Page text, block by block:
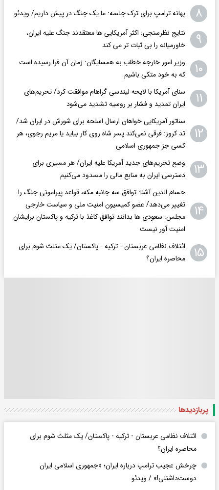
۸ بهانه ترامپ برای ترک جلسه: ما یک جنگ در پیش داریم/ ویدئو
۹
نتایج نظرسنجی: اکثر آمریکایی ها معتقدند جنگ علیه ایران،
خاورمیانه را بی ثبات تر می کند
۱۰
وزیر امور خارجه خطاب به همسایگان: زمان آن فرا رسیده است
که به خود متکی باشیم
۱۱
سنای آمریکا با لایحه لیندسی گراهام موافقت کرد/ تحریم‌های
ایران تمدید و فشار بر روسیه تشدید می‌شود
۱۲
سناتور آمریکایی خواهان ارسال اسلحه برای شورش در ایران شد/
تد کروز: فرقی نمی‌کند پسر شاه روی کار بیاید یا مریم رجوی، هر
کسی جز جمهوری اسلامی
۱۳
وضع تحریم‌های جدید آمریکا علیه ایران/ هر مسیری برای
دسترسی ایران به منابع مالی را مسدود می‌کنیم
۱۴
حسام الدین آشنا: توافق سه جانبه مکه، قواعد پیرامونی جنگ را
تغییر می‌دهد/ عضو کمیسیون امنیت ملی و سیاست خارجی
مجلس: سعودی ها بدانند توافق کاغذ با ترکیه و پاکستان برایشان
امنیت آور نیست
۱۵
ائتلاف نظامی عربستان - ترکیه - پاکستان/ یک مثلث شوم برای
محاصره ایران؟
پربازدید‌ها
ائتلاف نظامی عربستان - ترکیه - پاکستان/ یک مثلث شوم برای
محاصره ایران؟
چرخش عجیب ترامپ درباره ایران؛ «جمهوری اسلامی ایران
دوست‌داشتنی!» / ویدئو